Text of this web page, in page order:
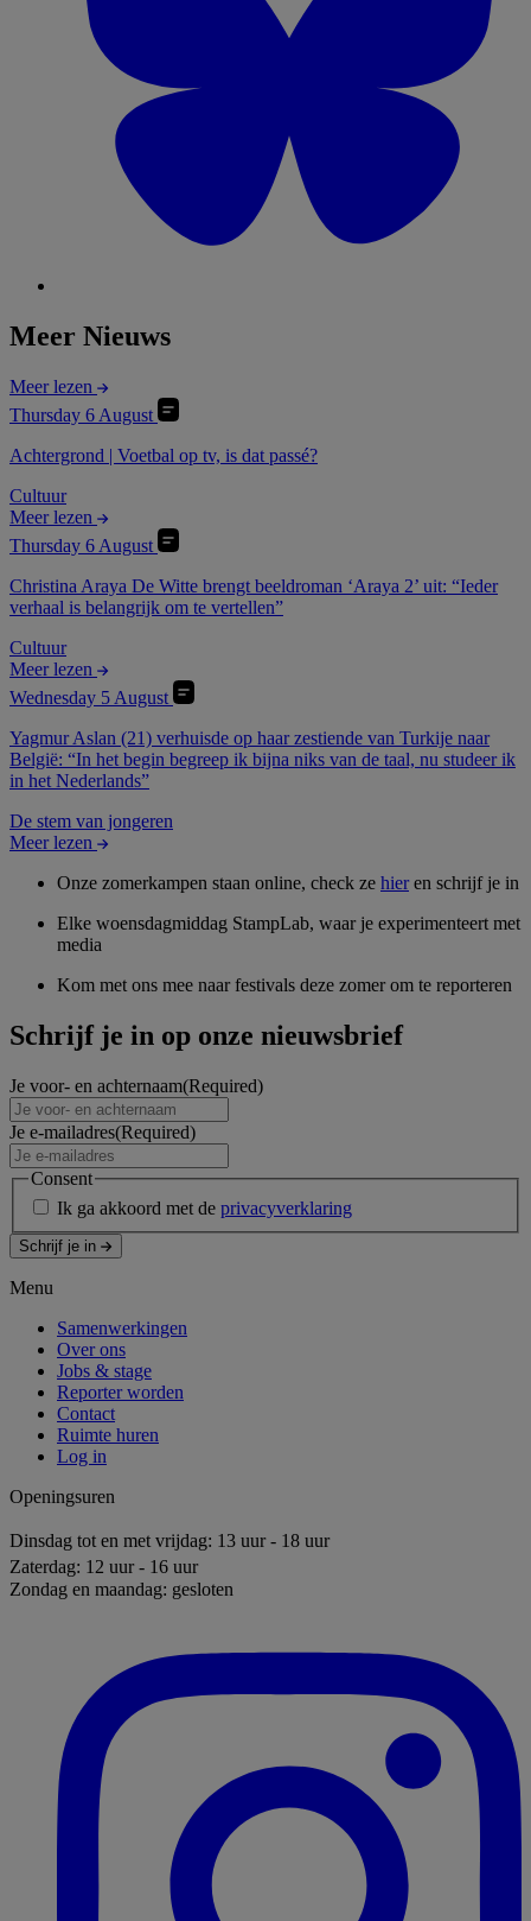
Meer Nieuws
Meer lezen
Thursday 6 August
Achtergrond | Voetbal op tv, is dat passé?
Cultuur
Meer lezen
Thursday 6 August
Christina Araya De Witte brengt beeldroman ‘Araya 2’ uit: “Ieder
verhaal is belangrijk om te vertellen”
Cultuur
Meer lezen
Wednesday 5 August
Yagmur Aslan (21) verhuisde op haar zestiende van Turkije naar
België: “In het begin begreep ik bijna niks van de taal, nu studeer ik
in het Nederlands”
De stem van jongeren
Meer lezen
Onze zomerkampen staan online, check ze hieren schrijf je in
Elke woensdagmiddag StampLab, waar je experimenteert met
media
Kom met ons mee naar festivals deze zomer om te reporteren
Schrijf je in op onze nieuwsbrief
Je voor- en achternaam(Required)
Je e-mailadres(Required)
Consent
Ik ga akkoord met de privacyverklaring
Schrijf je in
Menu
Samenwerkingen
Over ons
Jobs & stage
Reporter worden
Contact
Ruimte huren
Log in
Openingsuren
Dinsdag tot en met vrijdag: 13 uur - 18 uur
Zaterdag: 12 uur - 16 uur
Zondag en maandag: gesloten